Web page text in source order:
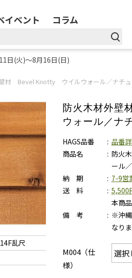
イベント コラム
日(火)～8月16日(日)
材 Bevel Knotty ウイルウォール／ナチュ
乱尺
防火木材外
ウォール／ナ
HAGS品番
品番
商品名
防火
ール
納 期
7-9営
送 料
5,500
本商
備 考
※沖
なりま
M004（仕
様）